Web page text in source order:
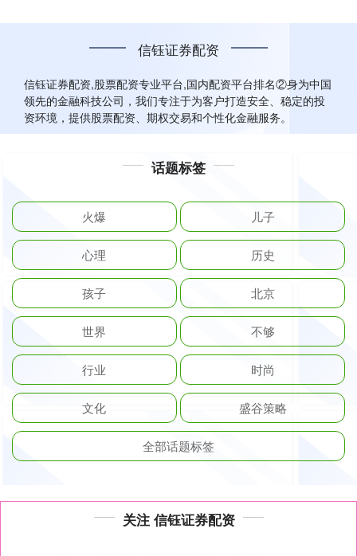
信钰证券配资
信钰证券配资,股票配资专业平台,国内配资平台排名②身为中国
领先的金融科技公司，我们专注于为客户打造安全、稳定的投
资环境，提供股票配资、期权交易和个性化金融服务。
话题标签
火爆 儿子
心理 历史
孩子 北京
世界 不够
行业 时尚
文化 盛谷策略
全部话题标签
关注 信钰证券配资